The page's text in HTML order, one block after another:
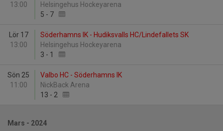
13:00
Helsingehus Hockeyarena
5 - 7
Lör 17
13:00
Söderhamns IK - Hudiksvalls HC/Lindefallets SK
Helsingehus Hockeyarena
3 - 1
Sön 25
11:00
Valbo HC - Söderhamns IK
NickBack Arena
13 - 2
Mars - 2024